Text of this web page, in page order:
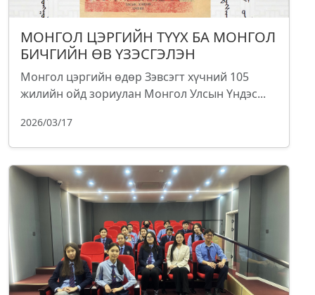
МОНГОЛ ЦЭРГИЙН ТҮҮХ БА МОНГОЛ
БИЧГИЙН ӨВ ҮЗЭСГЭЛЭН
Монгол цэргийн өдөр Зэвсэгт хүчний 105
жилийн ойд зориулан Монгол Улсын Үндэс...
2026/03/17